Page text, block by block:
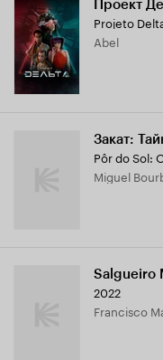
Проект
Projeto
Abel
Закат:
Miguel
Salgueiro
2022
Francisco